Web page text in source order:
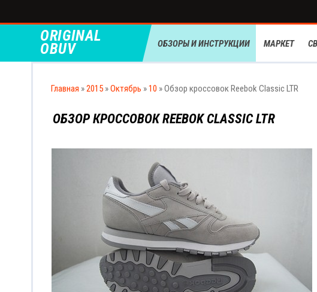
ORIGINAL
OBUV ОБЗОРЫ И ИНСТРУКЦИИ МАРКЕТ
Главная »2015 »Октябрь »10 » Обзор кроссовок Reebok Classic LTR
ОБЗОР КРОССОВОК REEBOK CLASSIC LTR